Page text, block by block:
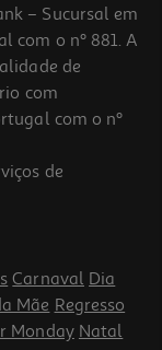
7830dtwf
– Sucursal em
com o nº 881. A
de
com
com o nº
de
Carnaval Dia
Mãe Regresso
Monday Natal